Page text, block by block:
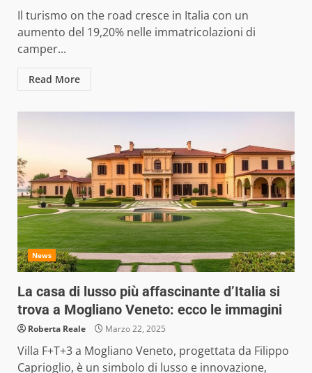
Il turismo on the road cresce in Italia con un
aumento del 19,20% nelle immatricolazioni di
camper...
Read More
News
La casa di lusso più affascinante d’Italia si
trova a Mogliano Veneto: ecco le immagini
Roberta Reale Marzo 22, 2025
Villa F+T+3 a Mogliano Veneto, progettata da Filippo
Caprioglio, è un simbolo di lusso e innovazione,